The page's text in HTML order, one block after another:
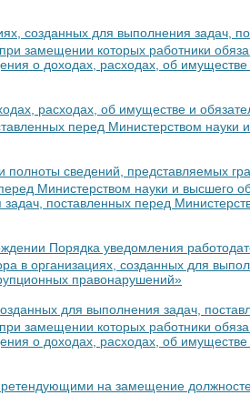
созданных для выполнения задач,
замещении которых работники
о доходах, расходах, об имуществе
расходах, об имуществе и
перед Министерством науки
сведений, представляемых
Министерством науки и высшего
поставленных перед
Порядка уведомления
в организациях, созданных для
правонарушений»
для выполнения задач,
замещении которых работники
о доходах, расходах, об имуществе
на замещение